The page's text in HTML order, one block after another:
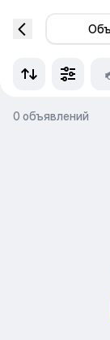
0 объявлений